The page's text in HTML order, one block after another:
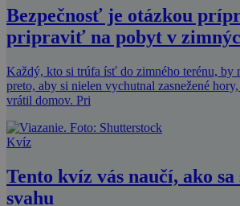
Bezpečnosť je otázkou
pripraviť na pobyt v
Každý, kto si trúfa ísť do zimného terénu, by
preto, aby si nielen vychutnal zasnežené
vrátil domov. Pri
Kvíz
Tento kvíz vás naučí, ako
svahu